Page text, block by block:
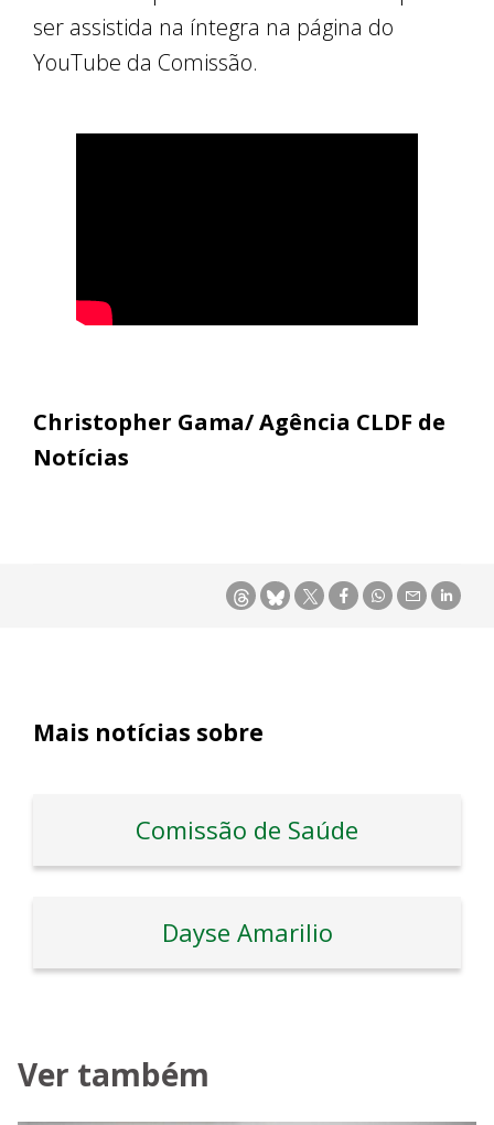
ser assistida na íntegra na página do
YouTube da Comissão.
Christopher Gama/ Agência CLDF de
Notícias
Mais notícias sobre
Comissão de Saúde
Dayse Amarilio
Ver também